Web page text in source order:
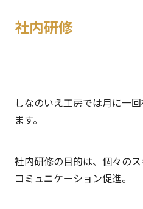
井
原
佐
野
社内研修
しなのいえ工房では月に一
ます。
社内研修の目的は、個々の
コミュニケーション促進。